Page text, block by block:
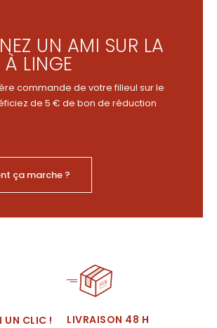
UN AMI SUR LA
LINGE
commande de votre filleul sur le
de 5 € de bon de réduction
ça marche ?
UN CLIC ! LIVRAISON 48 H